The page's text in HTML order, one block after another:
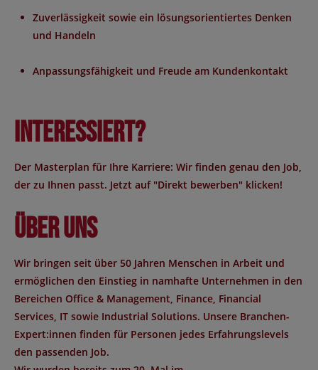
Zuverlässigkeit sowie ein lösungsorientiertes Denken
und Handeln
Anpassungsfähigkeit und Freude am Kundenkontakt
Interessiert?
Der Masterplan für Ihre Karriere: Wir finden genau den Job,
der zu Ihnen passt. Jetzt auf "Direkt bewerben" klicken!
Über uns
Wir bringen seit über 50 Jahren Menschen in Arbeit und
ermöglichen den Einstieg in namhafte Unternehmen in den
Bereichen Office & Management, Finance, Financial
Services, IT sowie Industrial Solutions. Unsere Branchen-
Expert:innen finden für Personen jedes Erfahrungslevels
den passenden Job.